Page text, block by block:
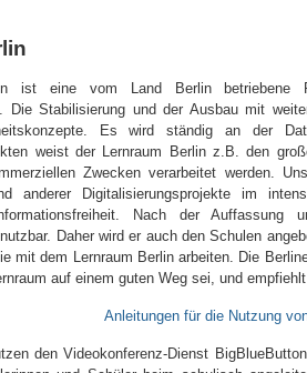
ist eine vom Land Berlin
Die Stabilisierung und der Ausbau mit
Es wird ständig an der
weist der Lernraum Berlin z.B. den
Zwecken verarbeitet werden.
anderer Digitalisierungsprojekte im
Nach der Auffassung
Daher wird er auch den Schulen
mit dem Lernraum Berlin arbeiten. Die
auf einem guten Weg sei, und
Anleitungen für die Nutzung
den Videokonferenz-Dienst